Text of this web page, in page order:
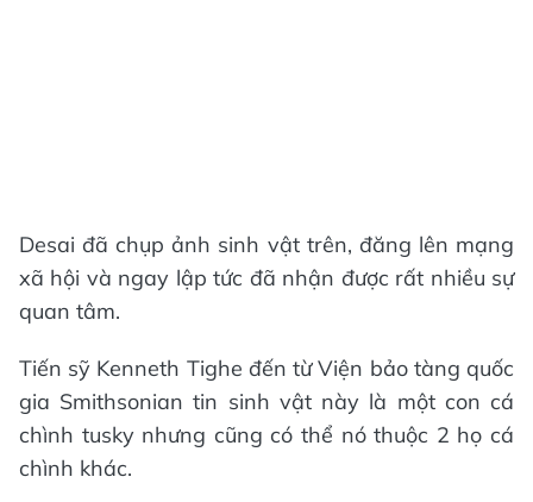
Desai đã chụp ảnh sinh vật trên, đăng lên mạng
xã hội và ngay lập tức đã nhận được rất nhiều sự
quan tâm.
Tiến sỹ Kenneth Tighe đến từ Viện bảo tàng quốc
gia Smithsonian tin sinh vật này là một con cá
chình tusky nhưng cũng có thể nó thuộc 2 họ cá
chình khác.